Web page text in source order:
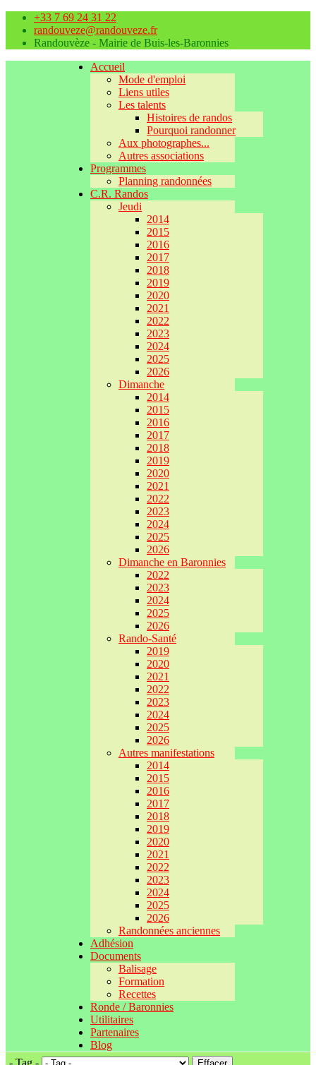
+33 7 69 24 31 22
randouveze@randouveze.fr
Randouvèze - Mairie de Buis-les-Baronnies
Accueil
Mode d'emploi
Liens utiles
Les talents
Histoires de randos
Pourquoi randonner
Aux photographes...
Autres associations
Programmes
Planning randonnées
C.R. Randos
Jeudi
2014
2015
2016
2017
2018
2019
2020
2021
2022
2023
2024
2025
2026
Dimanche
2014
2015
2016
2017
2018
2019
2020
2021
2022
2023
2024
2025
2026
Dimanche en Baronnies
2022
2023
2024
2025
2026
Rando-Santé
2019
2020
2021
2022
2023
2024
2025
2026
Autres manifestations
2014
2015
2016
2017
2018
2019
2020
2021
2022
2023
2024
2025
2026
Randonnées anciennes
Adhésion
Documents
Balisage
Formation
Recettes
Ronde / Baronnies
Utilitaires
Partenaires
Blog
- Tag -